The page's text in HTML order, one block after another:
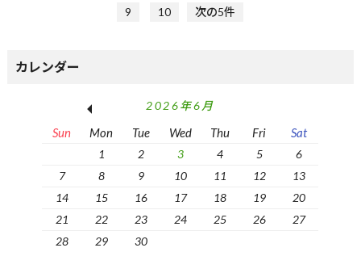
9
10 次の5件
カレンダー
2026年6月
Sun Mon Tue Wed Thu Fri Sat
1 2 3 4 5
6
7
8 9 10 11 12
13
14
15 16 17 18 19
20
21
22 23 24 25 26
27
28
29 30